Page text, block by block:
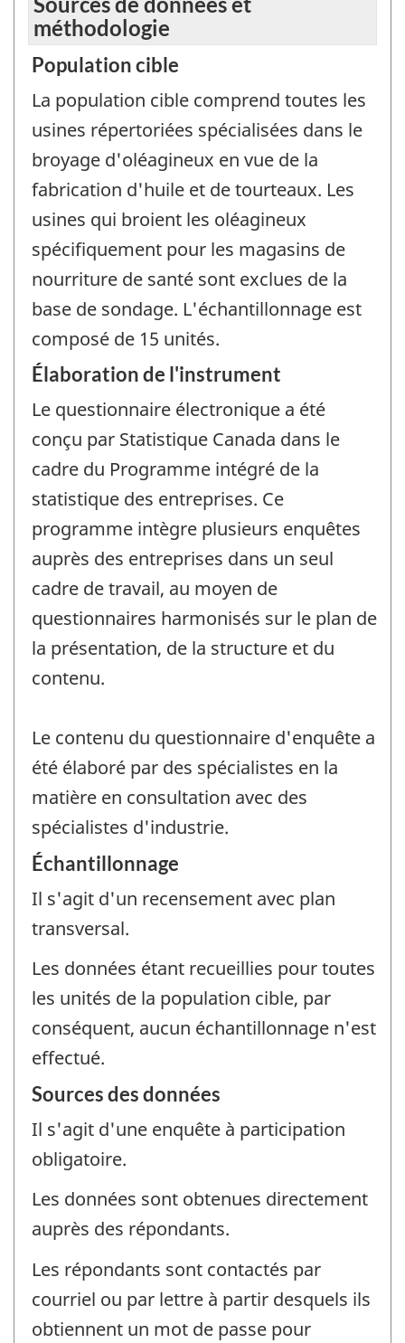
méthodologie
Population cible
La population cible comprend toutes les
usines répertoriées spécialisées dans le
broyage d'oléagineux en vue de la
fabrication d'huile et de tourteaux. Les
usines qui broient les oléagineux
spécifiquement pour les magasins de
nourriture de santé sont exclues de la
base de sondage. L'échantillonnage est
composé de 15 unités.
Élaboration de l'instrument
Le questionnaire électronique a été
conçu par Statistique Canada dans le
cadre du Programme intégré de la
statistique des entreprises. Ce
programme intègre plusieurs enquêtes
auprès des entreprises dans un seul
cadre de travail, au moyen de
questionnaires harmonisés sur le plan de
la présentation, de la structure et du
contenu.
Le contenu du questionnaire d'enquête a
été élaboré par des spécialistes en la
matière en consultation avec des
spécialistes d'industrie.
Échantillonnage
Il s'agit d'un recensement avec plan
transversal.
Les données étant recueillies pour toutes
les unités de la population cible, par
conséquent, aucun échantillonnage n'est
effectué.
Sources des données
Il s'agit d'une enquête à participation
obligatoire.
Les données sont obtenues directement
auprès des répondants.
Les répondants sont contactés par
courriel ou par lettre à partir desquels ils
obtiennent un mot de passe pour